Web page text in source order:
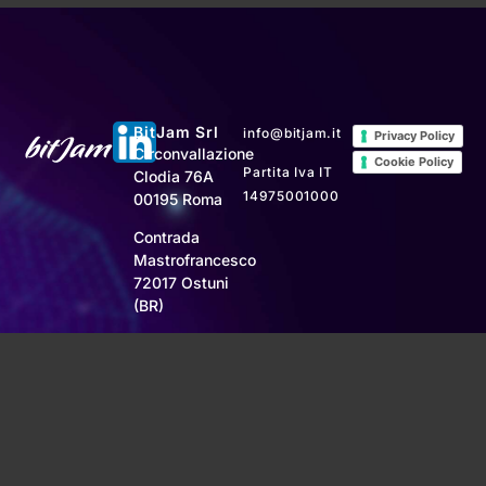
BitJam Srl
Circonvallazione
Clodia 76A
00195 Roma
Contrada
Mastrofrancesco
72017 Ostuni
(BR)
info@bitjam.it
Partita Iva IT
14975001000
Privacy Policy
Cookie Policy